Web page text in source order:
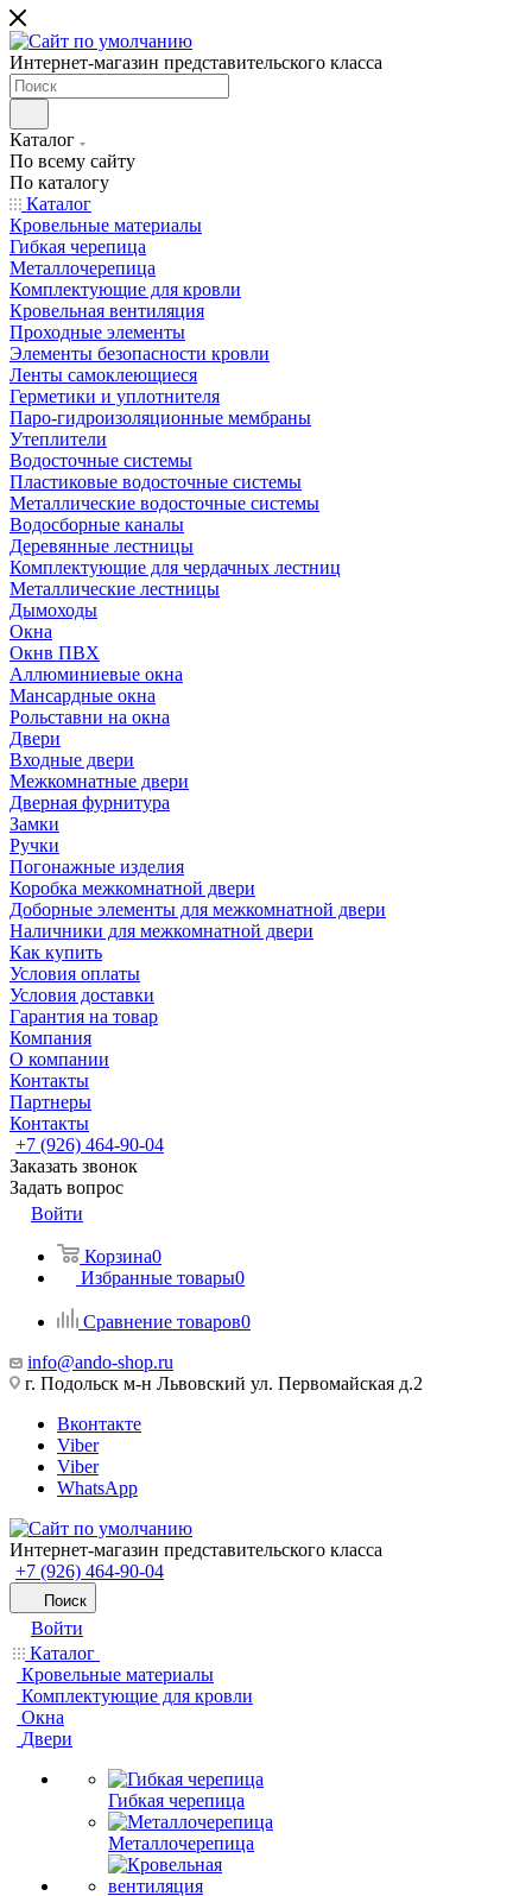
Интернет-магазин представительского класса
Каталог
По всему сайту
По каталогу
Каталог
Кровельные материалы
Гибкая черепица
Металлочерепица
Комплектующие для кровли
Кровельная вентиляция
Проходные элементы
Элементы безопасности кровли
Ленты самоклеющиеся
Герметики и уплотнителя
Паро-гидроизоляционные мембраны
Утеплители
Водосточные системы
Пластиковые водосточные системы
Металлические водосточные системы
Водосборные каналы
Деревянные лестницы
Комплектующие для чердачных лестниц
Металлические лестницы
Дымоходы
Окна
Окнв ПВХ
Аллюминиевые окна
Мансардные окна
Рольставни на окна
Двери
Входные двери
Межкомнатные двери
Дверная фурнитура
Замки
Ручки
Погонажные изделия
Коробка межкомнатной двери
Доборные элементы для межкомнатной двери
Наличники для межкомнатной двери
Как купить
Условия оплаты
Условия доставки
Гарантия на товар
Компания
О компании
Контакты
Партнеры
Контакты
+7 (926) 464-90-04
Заказать звонок
Задать вопрос
Войти
Корзина0
Избранные товары0
Сравнение товаров0
info@ando-shop.ru
г. Подольск м-н Львовский ул. Первомайская д.2
Вконтакте
Viber
Viber
WhatsApp
Интернет-магазин представительского класса
+7 (926) 464-90-04
Поиск
Войти
Каталог
Кровельные материалы
Комплектующие для кровли
Окна
Двери
Гибкая черепица
Металлочерепица